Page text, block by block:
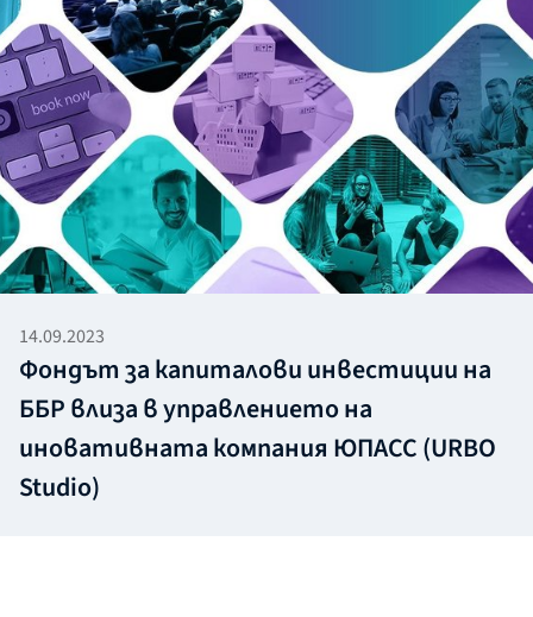
14.09.2023
Фондът за капиталови инвестиции на
ББР влиза в управлението на
иновативната компания ЮПАСС (URBO
Studio)